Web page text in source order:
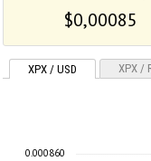
$0,00085
XPX / USD XPX /
0.000860